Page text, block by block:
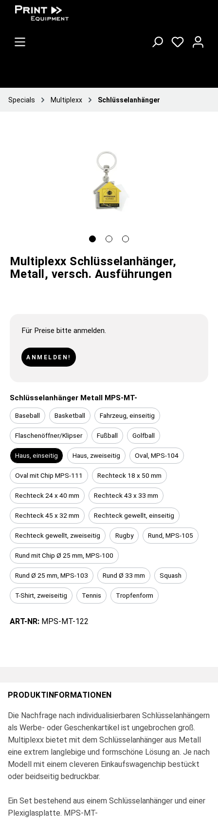
Specials Multiplexx Schlüsselanhänger
Multiplexx Schlüsselanhänger,
Metall, versch. Ausführungen
Für Preise bitte anmelden.
ANMELDEN!
Schlüsselanhänger Metall MPS-MT-
Baseball Basketball Fahrzeug, einseitig
Flaschenöffner/Klipser Fußball Golfball
Haus, einseitig Haus, zweiseitig Oval, MPS-104
Oval mit Chip MPS-111 Rechteck 18 x 50 mm
Rechteck 24 x 40 mm Rechteck 43 x 33 mm
Rechteck 45 x 32 mm Rechteck gewellt, einseitig
Rechteck gewellt, zweiseitig Rugby Rund, MPS-105
Rund mit Chip Ø 25 mm, MPS-100
Rund Ø 25 mm, MPS-103 Rund Ø 33 mm Squash
T-Shirt, zweiseitig Tennis Tropfenform
ART-NR: MPS-MT-122
PRODUKTINFORMATIONEN
Die Nachfrage nach individualisierbaren Schlüsselanhängern
als Werbe- oder Geschenkartikel ist ungebrochen groß.
Multiplexx bietet mit dem Schlüsselanhänger aus Metall
eine extrem langlebige und formschöne Lösung an. Je nach
Modell mit einem cleveren Einkaufswagenchip bestückt
oder beidseitig bedruckbar.
Ein Set bestehend aus einem Schlüsselanhänger und einer
Plexiglasplatte. MPS-MT-